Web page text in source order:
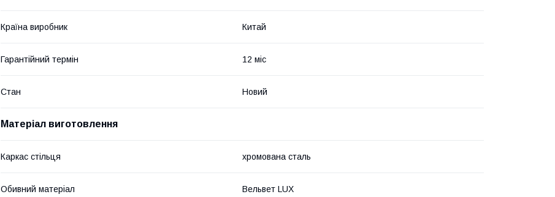
Країна виробник Китай
Гарантійний термін 12 міс
Стан Новий
Матеріал виготовлення
Каркас стільця хромована сталь
Обивний матеріал Вельвет LUX